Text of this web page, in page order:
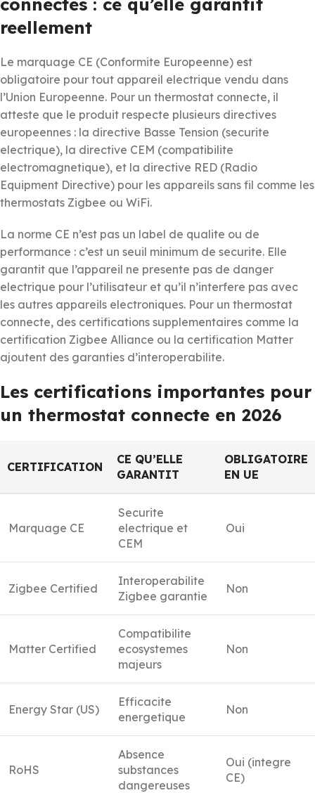
reellement
Le marquage CE (Conformite Europeenne) est
obligatoire pour tout appareil electrique vendu dans
l’Union Europeenne. Pour un thermostat connecte, il
atteste que le produit respecte plusieurs directives
europeennes : la directive Basse Tension (securite
electrique), la directive CEM (compatibilite
electromagnetique), et la directive RED (Radio
Equipment Directive) pour les appareils sans fil comme les
thermostats Zigbee ou WiFi.
La norme CE n’est pas un label de qualite ou de
performance : c’est un seuil minimum de securite. Elle
garantit que l’appareil ne presente pas de danger
electrique pour l’utilisateur et qu’il n’interfere pas avec
les autres appareils electroniques. Pour un thermostat
connecte, des certifications supplementaires comme la
certification Zigbee Alliance ou la certification Matter
ajoutent des garanties d’interoperabilite.
Les certifications importantes pour
un thermostat connecte en 2026
CERTIFICATION
CE QU’ELLE
GARANTIT
OBLIGATOIRE
EN UE
Marquage CE
Securite
electrique et
CEM
Oui
Zigbee Certified
Interoperabilite
Zigbee garantie
Non
Matter Certified
Compatibilite
ecosystemes
majeurs
Non
Energy Star (US)
Efficacite
energetique
Non
RoHS
Absence
substances
dangereuses
Oui (integre
CE)